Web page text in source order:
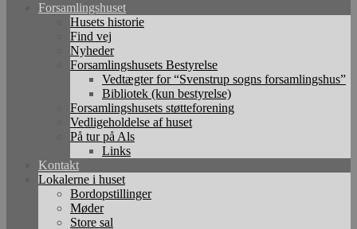
Forsamlingshuset
Husets historie
Find vej
Nyheder
Forsamlingshusets Bestyrelse
Vedtægter for “Svenstrup sogns forsamlingshus”
Bibliotek (kun bestyrelse)
Forsamlingshusets støtteforening
Vedligeholdelse af huset
På tur på Als
Links
Kontakt
Lokalerne i huset
Bordopstillinger
Møder
Store sal